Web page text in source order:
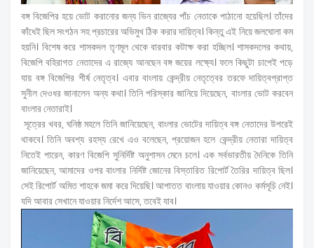
বঙ্গ বিজেপির হয়ে ভোট করানোর জন্য ভিন রাজ্যের পাঁচ নেতাকে পাঠানো হয়েছিল। তাঁদের
কাঁধেই ছিল সংগঠন সহ প্রচারের অভিমুখ ঠিক করার দায়িত্ব। কিন্তু এই নিয়ে জলঘোলা কম
হয়নি। বিশেষ করে শাসকদল তৃণমূল থেকে বারবার কটাক্ষ করা হচ্ছিল। শাসকদলের কথায়,
বিজেপি বহিরাগত নেতাদের এ রাজ্যে আনছেন বঙ্গ জয়ের লক্ষ্যে। ফলে কিছুটা চাপেই পড়ে
যায় বঙ্গ বিজেপির শীর্ষ নেতৃত্ব। এবার বাংলায় কেন্দ্রীয় নেতৃত্বের তরফে দায়িত্বপ্রাপ্ত
সুনীল দেওধর জানালেন অন্য কথা। তিনি পরিস্কার জানিয়ে দিয়েছেন, বাংলার ভোট করবেন
বাংলার নেতারাই।
সূত্রের খবর, ঘনিষ্ঠ মহলে তিনি জানিয়েছেন, বাংলার ভোটের দায়িত্ব বঙ্গ নেতাদের উপরেই
থাকবে। তিনি অবশ্য রহস্য রেখে এও বলেছেন, প্রয়োজন হলে কেন্দ্রীয় নেতারা দায়িত্ব
নিতেই পারেন, কারণ বিজেপি সুনির্দিষ্ট অনুশাসন মেনে চলে। এক সর্বভারতীয় দৈনিকে তিনি
জানিয়েছেন, আমাদের ওপর বাংলার নির্দিষ্ট জোনের বিস্তারিত রিপোর্ট তৈরির দায়িত্ব ছিল।
সেই রিপোর্ট অমিত শাহকে জমা করে দিয়েছি। আপাতত বাংলায় যাওয়ার কোনও কর্মসূচি নেই।
যদি আবার সেখানে যাওয়ার নির্দেশ আসে, তবেই যাব।